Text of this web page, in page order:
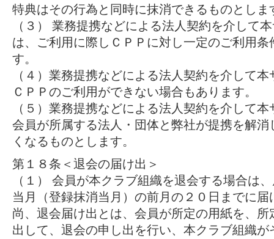
特典はその行為と同時に抹消できるものとしま
（３） 業務提携などによる法人契約を介して
は、ご利用に際しＣＰＰに対し一定のご利用
す。
（４）業務提携などによる法人契約を介して
ＣＰＰのご利用ができない場合もあります。
（５）業務提携などによる法人契約を介して
会員が所属する法人・団体と弊社が提携を解
くなるものとします。
第１８条＜退会の届け出＞
（１） 会員が本クラブ組織を退会する場合は
当月（登録抹消当月）の前月の２０日までに
尚、退会届け出とは、会員が所定の用紙を、
出して、退会の申し出を行い、本クラブ組織